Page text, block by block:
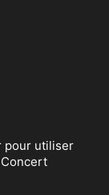
pour utiliser